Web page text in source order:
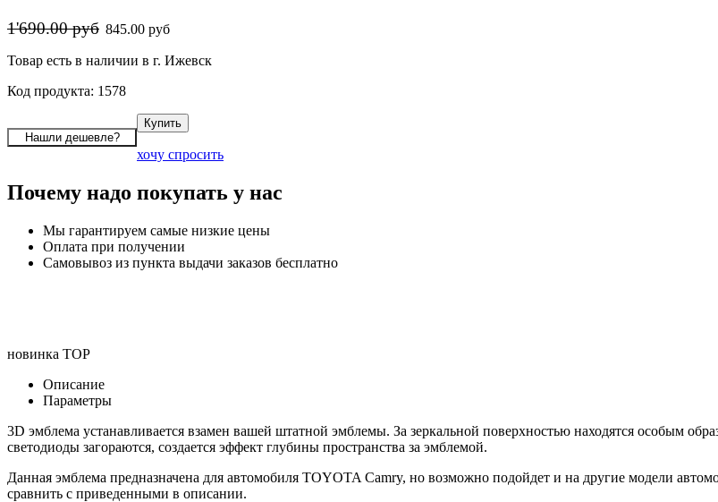
1'690.00 руб 845.00 руб
Товар есть в наличии в г. Ижевск
Код продукта: 1578
хочу спросить
Почему надо покупать у нас
Мы гарантируем самые низкие цены
Оплата при получении
Самовывоз из пункта выдачи заказов бесплатно
новинка TOP
Описание
Параметры
3D эмблема устанавливается взамен вашей штатной эмблемы. За зеркальной поверхностью находятся особым
светодиоды загораются, создается эффект глубины пространства за эмблемой.
Данная эмблема предназначена для автомобиля TOYOTA Camry, но возможно подойдет и на другие модели
сравнить с приведенными в описании.